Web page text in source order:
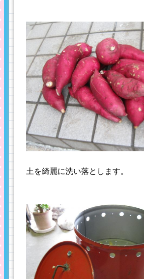
土を綺麗に洗い落とします。